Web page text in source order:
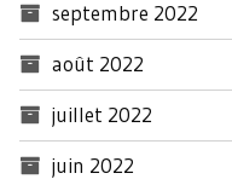
septembre 2022
août 2022
juillet 2022
juin 2022